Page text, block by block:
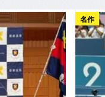
名作